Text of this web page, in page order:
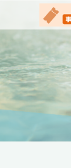
さんさんの湯
事処 さん膳
進施設 にんじむ